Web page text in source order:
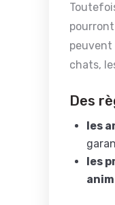
peuvent
chats,
Des
les
les